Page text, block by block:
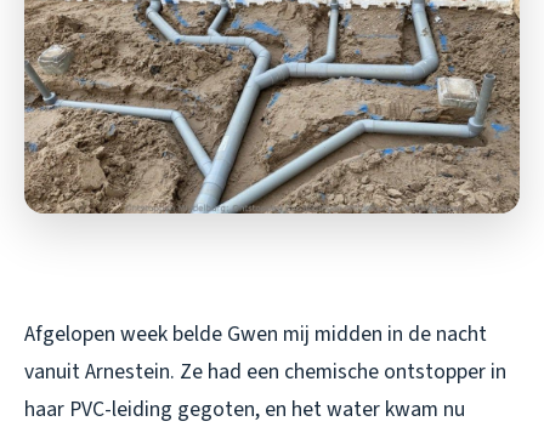
Afgelopen week belde Gwen mij midden in de nacht
vanuit Arnestein. Ze had een chemische ontstopper in
haar PVC-leiding gegoten, en het water kwam nu